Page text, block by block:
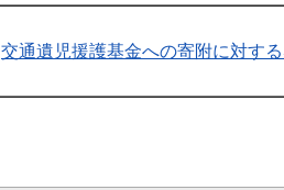
交通遺児援護基金への寄附に対す